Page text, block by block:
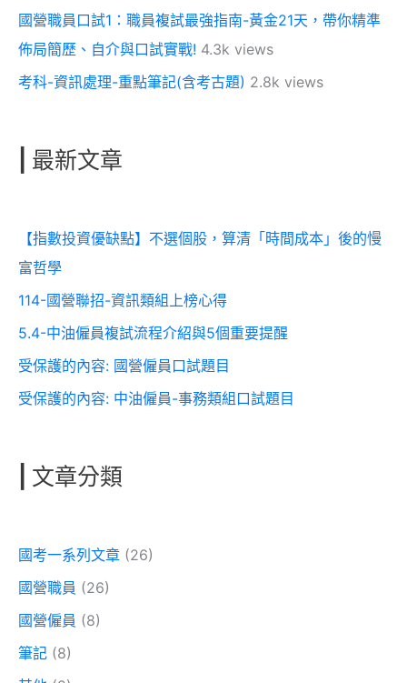
國營職員口試1：職員複試最強指南-黃金21天，帶你精準
佈局簡歷、自介與口試實戰! 4.3k views
考科-資訊處理-重點筆記(含考古題) 2.8k views
最新文章
【指數投資優缺點】不選個股，算清「時間成本」後的慢
富哲學
114-國營聯招-資訊類組上榜心得
5.4-中油僱員複試流程介紹與5個重要提醒
受保護的內容: 國營僱員口試題目
受保護的內容: 中油僱員-事務類組口試題目
文章分類
國考一系列文章 (26)
國營職員 (26)
國營僱員 (8)
筆記 (8)